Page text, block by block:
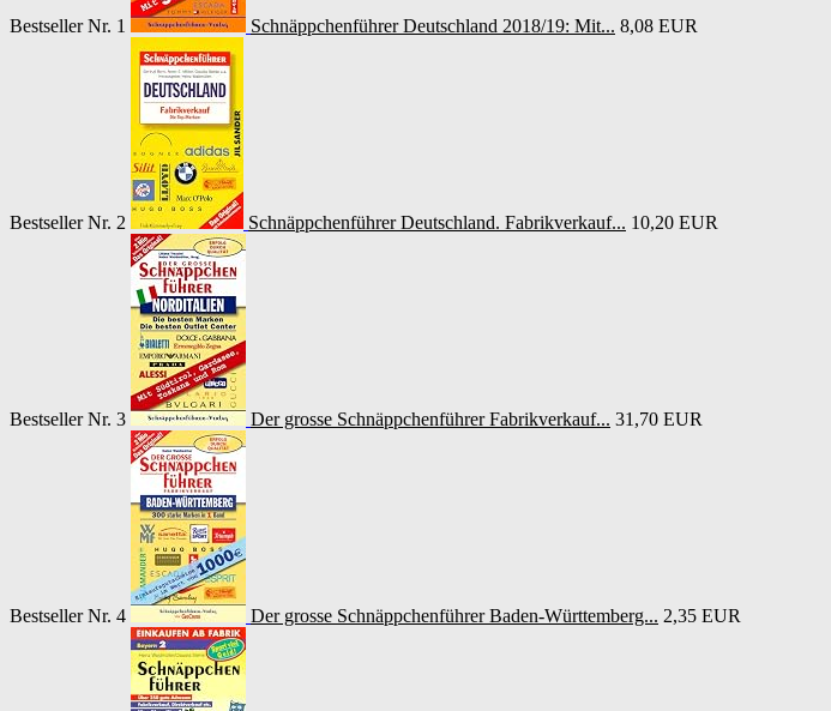
Bestseller Nr. 1 Schnäppchenführer Deutschland 2018/19: Mit... 8,08 EUR
Bestseller Nr. 2 Schnäppchenführer Deutschland. Fabrikverkauf... 10,20 EUR
Bestseller Nr. 3 Der grosse Schnäppchenführer Fabrikverkauf... 31,70 EUR
Bestseller Nr. 4 Der grosse Schnäppchenführer Baden-Württemberg... 2,35 EUR